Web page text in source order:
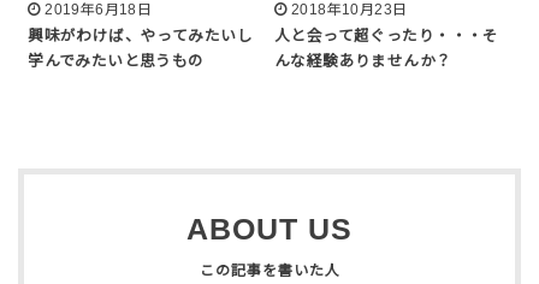
2019年6月18日
興味がわけば、やってみたいし
学んでみたいと思うもの
2018年10月23日
人と会って超ぐったり・・・そ
んな経験ありませんか？
ABOUT US